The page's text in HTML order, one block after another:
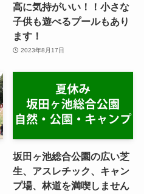
高に気持がいい！！小さな
子供も遊べるプールもあり
ます！
2023年8月17日
坂田ヶ池総合公園の広い芝
生、アスレチック、キャン
プ場、林道を満喫しません